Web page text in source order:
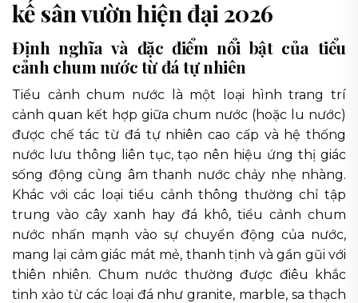
kế sân vườn hiện đại 2026
Định nghĩa và đặc điểm nổi bật của tiểu
cảnh chum nước từ đá tự nhiên
Tiểu cảnh chum nước là một loại hình trang trí
cảnh quan kết hợp giữa chum nước (hoặc lu nước)
được chế tác từ đá tự nhiên cao cấp và hệ thống
nước lưu thông liên tục, tạo nên hiệu ứng thị giác
sống động cùng âm thanh nước chảy nhẹ nhàng.
Khác với các loại tiểu cảnh thông thường chỉ tập
trung vào cây xanh hay đá khô, tiểu cảnh chum
nước nhấn mạnh vào sự chuyển động của nước,
mang lại cảm giác mát mẻ, thanh tịnh và gần gũi với
thiên nhiên. Chum nước thường được điêu khắc
tinh xảo từ các loại đá như granite, marble, sa thạch